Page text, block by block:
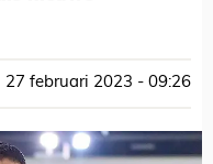
27 februari 2023 - 09:26